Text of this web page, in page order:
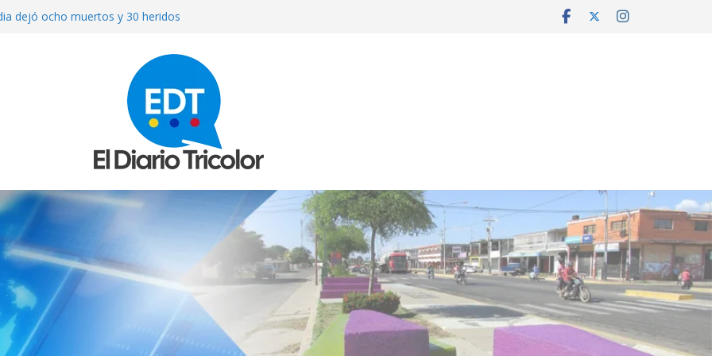
dejó ocho muertos y 30 heridos
«válvula de escape» para Cuba y
conversaciones en el Hotel
un puñal y dejó heridas a su